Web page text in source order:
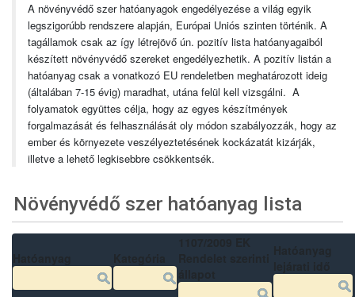
A növényvédő szer hatóanyagok engedélyezése a világ egyik
legszigorúbb rendszere alapján, Európai Uniós szinten történik. A
tagállamok csak az így létrejövő ún. pozitív lista hatóanyagaiból
készített növényvédő szereket engedélyezhetik. A pozitív listán a
hatóanyag csak a vonatkozó EU rendeletben meghatározott ideig
(általában 7-15 évig) maradhat, utána felül kell vizsgálni. A
folyamatok együttes célja, hogy az egyes készítmények
forgalmazását és felhasználását oly módon szabályozzák, hogy az
ember és környezete veszélyeztetésének kockázatát kizárják,
illetve a lehető legkisebbre csökkentsék.
Növényvédő szer hatóanyag lista